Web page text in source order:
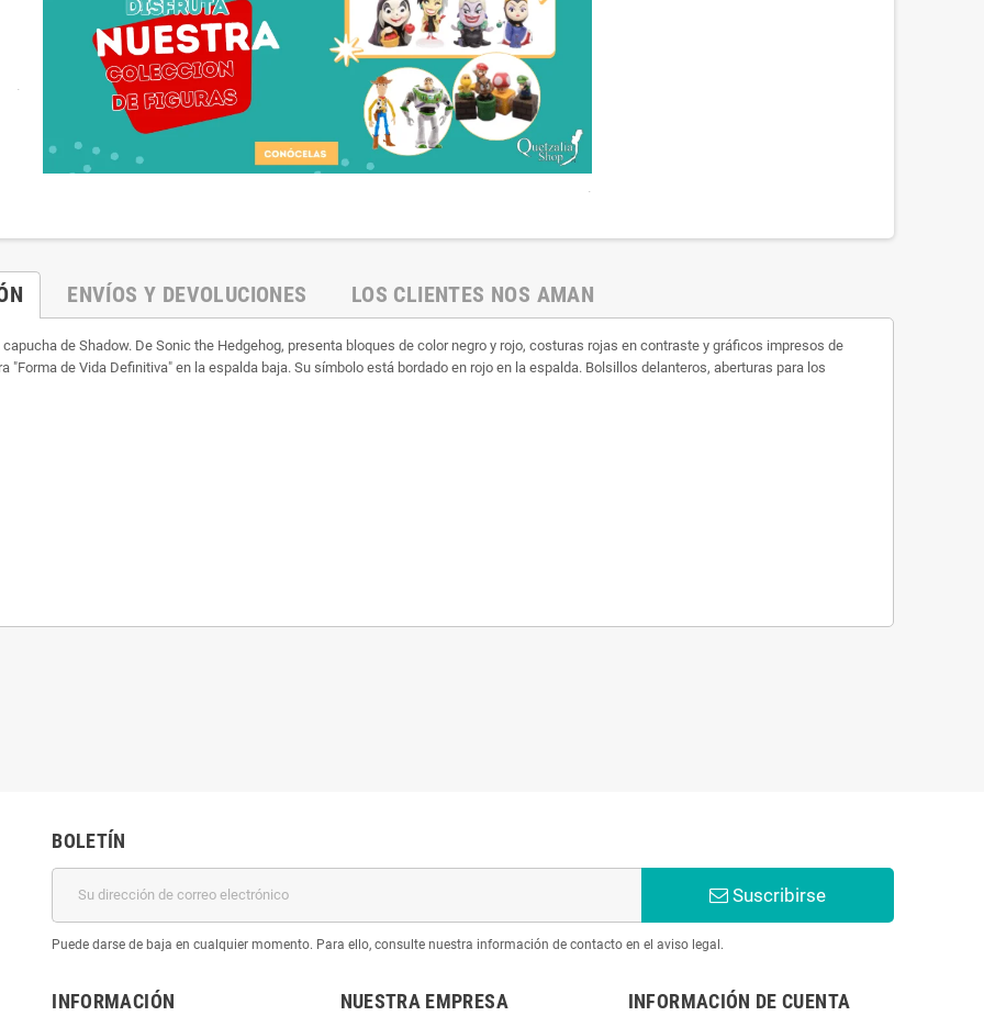
.
.
ENVÍOS Y DEVOLUCIONES LOS CLIENTES NOS AMAN
de Shadow. De Sonic the Hedgehog, presenta bloques de color negro y rojo, costuras rojas en contraste y gráficos impresos de
"Forma de Vida Definitiva" en la espalda baja. Su símbolo está bordado en rojo en la espalda. Bolsillos delanteros, aberturas para los
BOLETÍN
Suscribirse
Puede darse de baja en cualquier momento. Para ello, consulte nuestra información de contacto en el aviso legal.
INFORMACIÓN NUESTRA EMPRESA INFORMACIÓN DE CUENTA